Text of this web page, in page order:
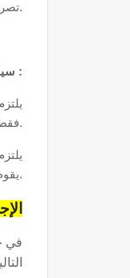
تصرف مركز جودة التخصصات للتدريب و التطوير الصحي ممثلة، بحيث يمكن للمركز أن يستخدمها لأغراض تطويرية أو تدريبية.
سياسة المركز في السماح بنشر المحتوى :
فقط.
يقوم بتوزيعها لأشخاص آخرين.
في